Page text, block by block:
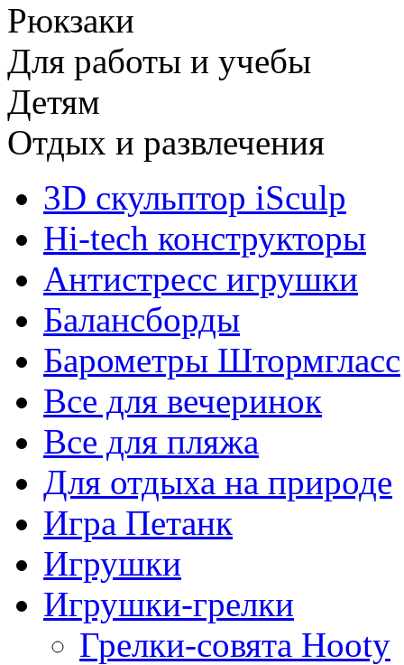
Рюкзаки
Для работы и учебы
Детям
Отдых и развлечения
3D скульптор iSculp
Hi-tech конструкторы
Антистресс игрушки
Балансборды
Барометры Штормгласс
Все для вечеринок
Все для пляжа
Для отдыха на природе
Игра Петанк
Игрушки
Игрушки-грелки
Грелки-совята Hooty